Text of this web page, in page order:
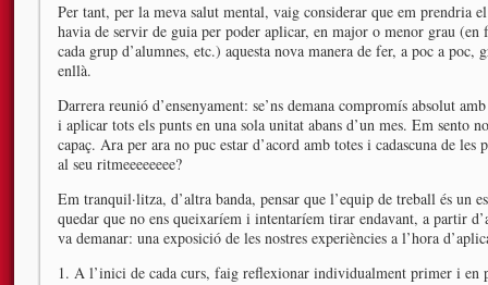
Per tant, per la meva salut mental, vaig considerar que em prendria
havia de servir de guia per poder aplicar, en major o menor grau
cada grup d’alumnes, etc.) aquesta nova manera de fer, a poc a
enllà.
Darrera reunió d’ensenyament: se’ns demana compromís absolut
i aplicar tots els punts en una sola unitat abans d’un mes. Em sento
capaç. Ara per ara no puc estar d’acord amb totes i cadascuna de les
al seu ritmeeeeeeee?
Em tranquil·litza, d’altra banda, pensar que l’equip de treball és un
quedar que no ens queixaríem i intentaríem tirar endavant, a partir
va demanar: una exposició de les nostres experiències a l’hora
1. A l’inici de cada curs, faig reflexionar individualment primer i en